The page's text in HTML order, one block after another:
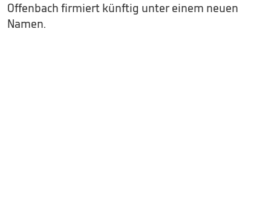
Offenbach firmiert künftig unter einem neuen
Namen.